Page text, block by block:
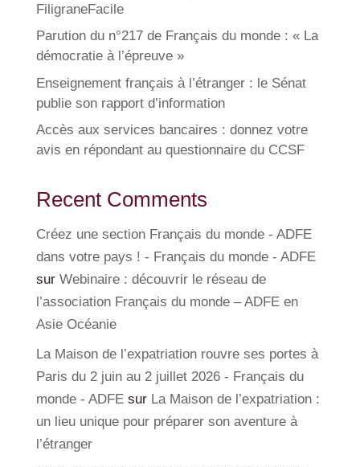
FiligraneFacile
Parution du n°217 de Français du monde : « La
démocratie à l’épreuve »
Enseignement français à l’étranger : le Sénat
publie son rapport d’information
Accès aux services bancaires : donnez votre
avis en répondant au questionnaire du CCSF
Recent Comments
Créez une section Français du monde - ADFE
dans votre pays ! - Français du monde - ADFE
sur Webinaire : découvrir le réseau de
l’association Français du monde – ADFE en
Asie Océanie
La Maison de l’expatriation rouvre ses portes à
Paris du 2 juin au 2 juillet 2026 - Français du
monde - ADFEsur La Maison de l’expatriation :
un lieu unique pour préparer son aventure à
l’étranger